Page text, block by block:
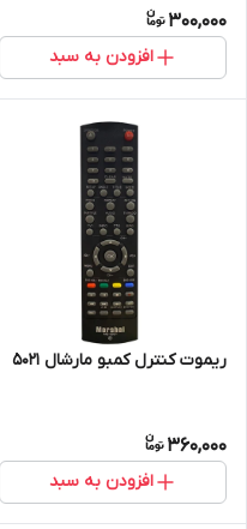
300,000
افزودن به سبد
ریموت کنترل کمبو مارشال 5021
360,000
افزودن به سبد